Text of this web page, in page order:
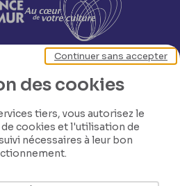
des cookies
tiers, vous autorisez le
cookies et l'utilisation de
nécessaires à leur bon
Continuer sans accepter